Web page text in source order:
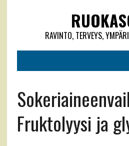
RAVINTO, TERVEYS,
Fruktolyysi ja